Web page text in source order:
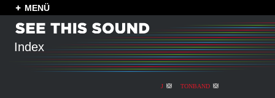
MENÜ
Index
J TONBAND